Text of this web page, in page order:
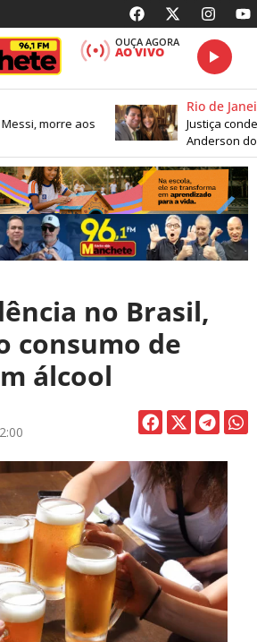
OUÇA AGORA
AO VIVO
morre aos
Rio de
Justiça
Anderson do
no Brasil,
consumo de
álcool